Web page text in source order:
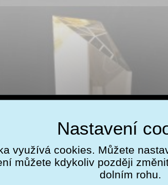
využívá cookies. Můžete
můžete kdykoliv později
dolním rohu.